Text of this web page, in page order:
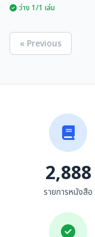
(ภาคเหนือ)
ว่าง 1/1 เล่ม
« Previous
2,888
รายการหนังสือ